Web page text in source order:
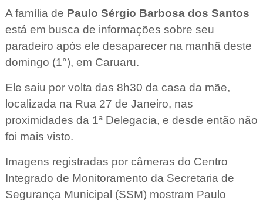
A família de Paulo Sérgio Barbosa dos Santos
está em busca de informações sobre seu
paradeiro após ele desaparecer na manhã deste
domingo (1°), em Caruaru.
Ele saiu por volta das 8h30 da casa da mãe,
localizada na Rua 27 de Janeiro, nas
proximidades da 1ª Delegacia, e desde então não
foi mais visto.
Imagens registradas por câmeras do Centro
Integrado de Monitoramento da Secretaria de
Segurança Municipal (SSM) mostram Paulo